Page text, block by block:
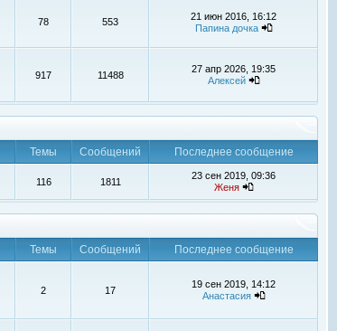
78 553
21 июн 2016, 16:12
Папина дочка
917 11488
27 апр 2026, 19:35
Алексей
Темы Сообщений
Последнее сообщение
116 1811
23 сен 2019, 09:36
Женя
Темы Сообщений
Последнее сообщение
2 17
19 сен 2019, 14:12
Анастасия